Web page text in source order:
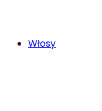
Włosy